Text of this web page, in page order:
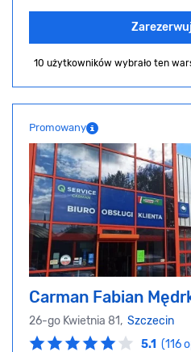
10 użytkowników wybrało ten
Promowany
Carman Fabian
26-go Kwietnia 81, Szczecin
5.1 (116